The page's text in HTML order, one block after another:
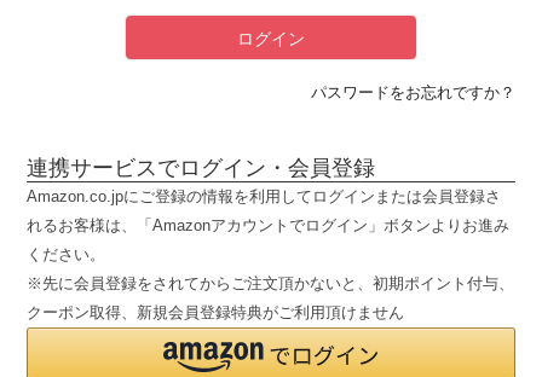
)
ログイン
パスワードをお忘れですか？
連携サービスでログイン・会員登録
Amazon.co.jpにご登録の情報を利用してログインまたは会員登録さ
れるお客様は、「Amazonアカウントでログイン」ボタンよりお進み
ください。
※先に会員登録をされてからご注文頂かないと、初期ポイント付与、
クーポン取得、新規会員登録特典がご利用頂けません